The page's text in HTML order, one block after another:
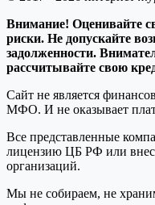
Внимание! Оценивайте
риски. Не допускайте
задолженности.
рассчитывайте свою
Сайт не является
МФО. И не оказывает
Все представленные
лицензию ЦБ РФ или
организаций.
Мы не собираем, не